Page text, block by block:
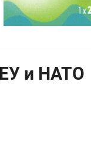
ЕУ и НАТО